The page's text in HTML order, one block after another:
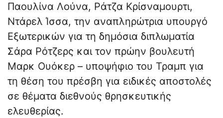
Παουλίνα Λούνα, Ράτζα Κρίσναμουρτι,
Ντάρελ Ίσσα, την αναπληρώτρια υπουργό
Εξωτερικών για τη δημόσια διπλωματία
Σάρα Ρότζερς και τον πρώην βουλευτή
Μαρκ Ουόκερ – υποψήφιο του Τραμπ για
τη θέση του πρέσβη για ειδικές αποστολές
σε θέματα διεθνούς θρησκευτικής
ελευθερίας.